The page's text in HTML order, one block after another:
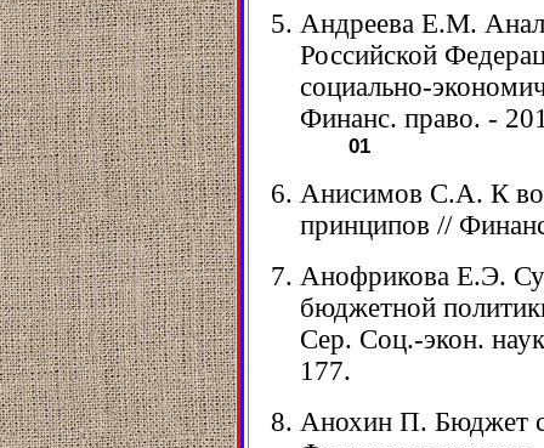
Андреева Е.М.
Российской
социально-
Финанс. право. -
01
Анисимов С.А. К
принципов //
Анофрикова Е.Э.
бюджетной
Сер. Соц.-экон.
177.
Анохин П. Бюджет